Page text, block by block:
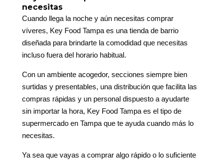
necesitas
Cuando llega la noche y aún necesitas comprar
víveres, Key Food Tampa es una tienda de barrio
diseñada para brindarte la comodidad que necesitas
incluso fuera del horario habitual.
Con un ambiente acogedor, secciones siempre bien
surtidas y presentables, una distribución que facilita las
compras rápidas y un personal dispuesto a ayudarte
sin importar la hora, Key Food Tampa es el tipo de
supermercado en Tampa que te ayuda cuando más lo
necesitas.
Ya sea que vayas a comprar algo rápido o lo suficiente